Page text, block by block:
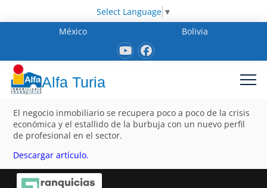
Select Language ▼
México
Bolivia
Alfa Turia
El negocio inmobiliario se recupera poco a poco de la crisis
económica y el estallido de la burbuja con un nuevo perfil
de profesional en el sector.
Descargar artículo.